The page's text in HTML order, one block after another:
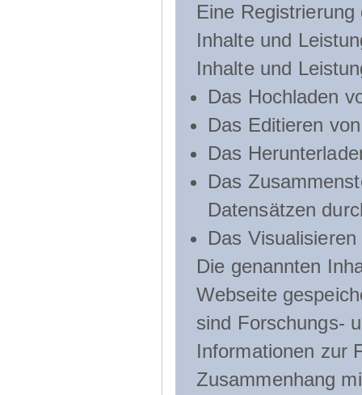
Eine
Inhalte und
Inhalte und
Das Hochladen
Das Editieren
Das
Das
Datensätzen
Das
Die genannten
Webseite
sind Forschungs-
Informationen zur
Zusammenhang